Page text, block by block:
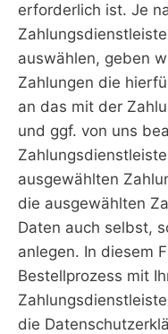
erforderlich ist. Je
auswählen, geben
Zahlungen die
an das mit der
und ggf. von uns
ausgewählten
die ausgewählten
Daten auch selbst,
anlegen. In diesem
Bestellprozess mit
die